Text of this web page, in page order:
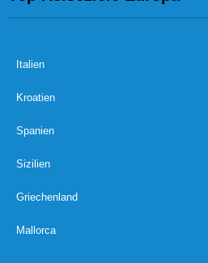
Italien
Kroatien
Spanien
Sizilien
Griechenland
Mallorca